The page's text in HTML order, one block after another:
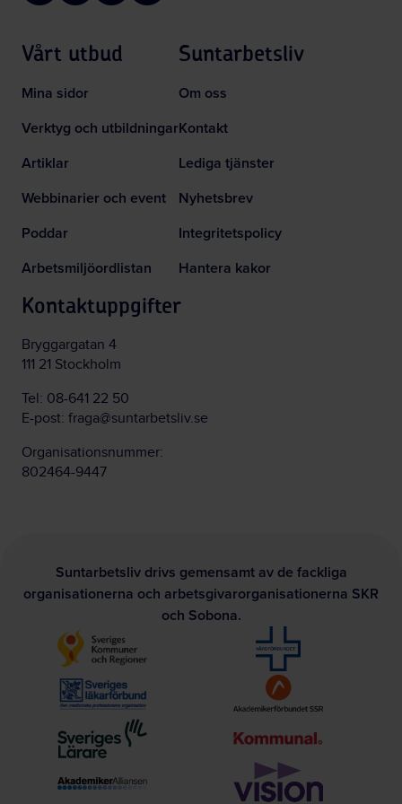
Vårt utbud
Mina sidor
Verktyg och utbildningar
Artiklar
Webbinarier och event
Poddar
Arbetsmiljöordlistan
Suntarbetsliv
Om oss
Kontakt
Lediga tjänster
Nyhetsbrev
Integritetspolicy
Hantera kakor
Kontaktuppgifter
Bryggargatan 4
111 21 Stockholm
Tel: 08-641 22 50
E-post: fraga@suntarbetsliv.se
Organisationsnummer:
802464-9447
Suntarbetsliv drivs gemensamt av de fackliga
organisationerna och arbetsgivarorganisationerna SKR
och Sobona.